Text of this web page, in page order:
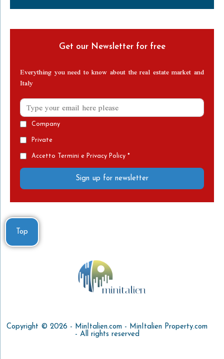
Get our Newsletter for free
Everything you need to know about the real estate market and
Italy
Company
Private
Accetto Termini e Privacy Policy *
Sign up for newsletter
Top
Copyright © 2026 - MinItalien.com - MinItalien Property.com
- All rights reserved